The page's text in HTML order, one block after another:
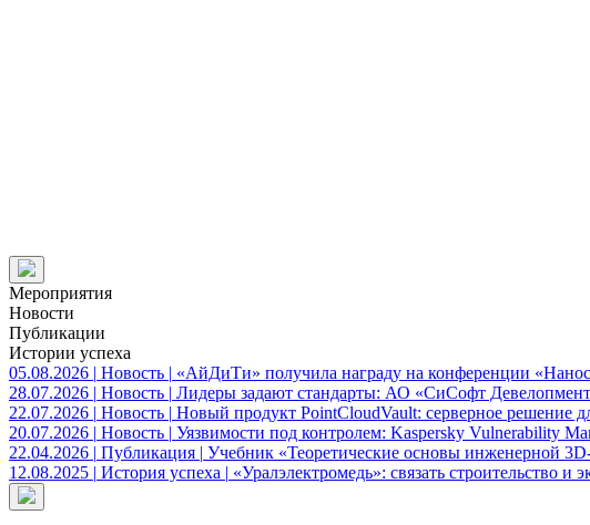
Мероприятия
Новости
Публикации
Истории успеха
05.08.2026 | Новость | «АйДиТи» получила награду на конференции
28.07.2026 | Новость | Лидеры задают стандарты: АО «СиСофт
22.07.2026 | Новость | Новый продукт PointCloudVault: серверное решение
20.07.2026 | Новость | Уязвимости под контролем: Kaspersky Vulnerability
22.04.2026 | Публикация | Учебник «Теоретические основы инженерной
12.08.2025 | История успеха | «Уралэлектромедь»: связать строительство